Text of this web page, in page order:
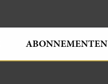
ABONNEMENTEN